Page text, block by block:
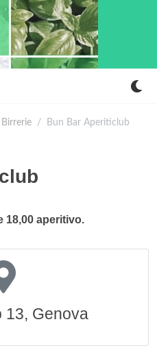
Birrerie Bun Bar Aperiticlub
18,00 aperitivo.
13, Genova